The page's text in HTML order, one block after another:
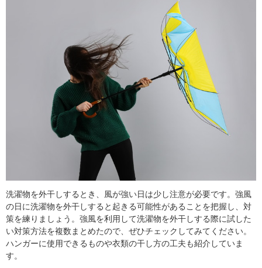
おすすめ
洗濯物を外干しするとき、風が強い日は少し注意が必要です。強風
の日に洗濯物を外干しすると起きる可能性があることを把握し、対
策を練りましょう。強風を利用して洗濯物を外干しする際に試した
い対策方法を複数まとめたので、ぜひチェックしてみてください。
ハンガーに使用できるものや衣類の干し方の工夫も紹介していま
す。